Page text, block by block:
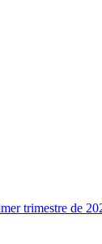
trimestre de